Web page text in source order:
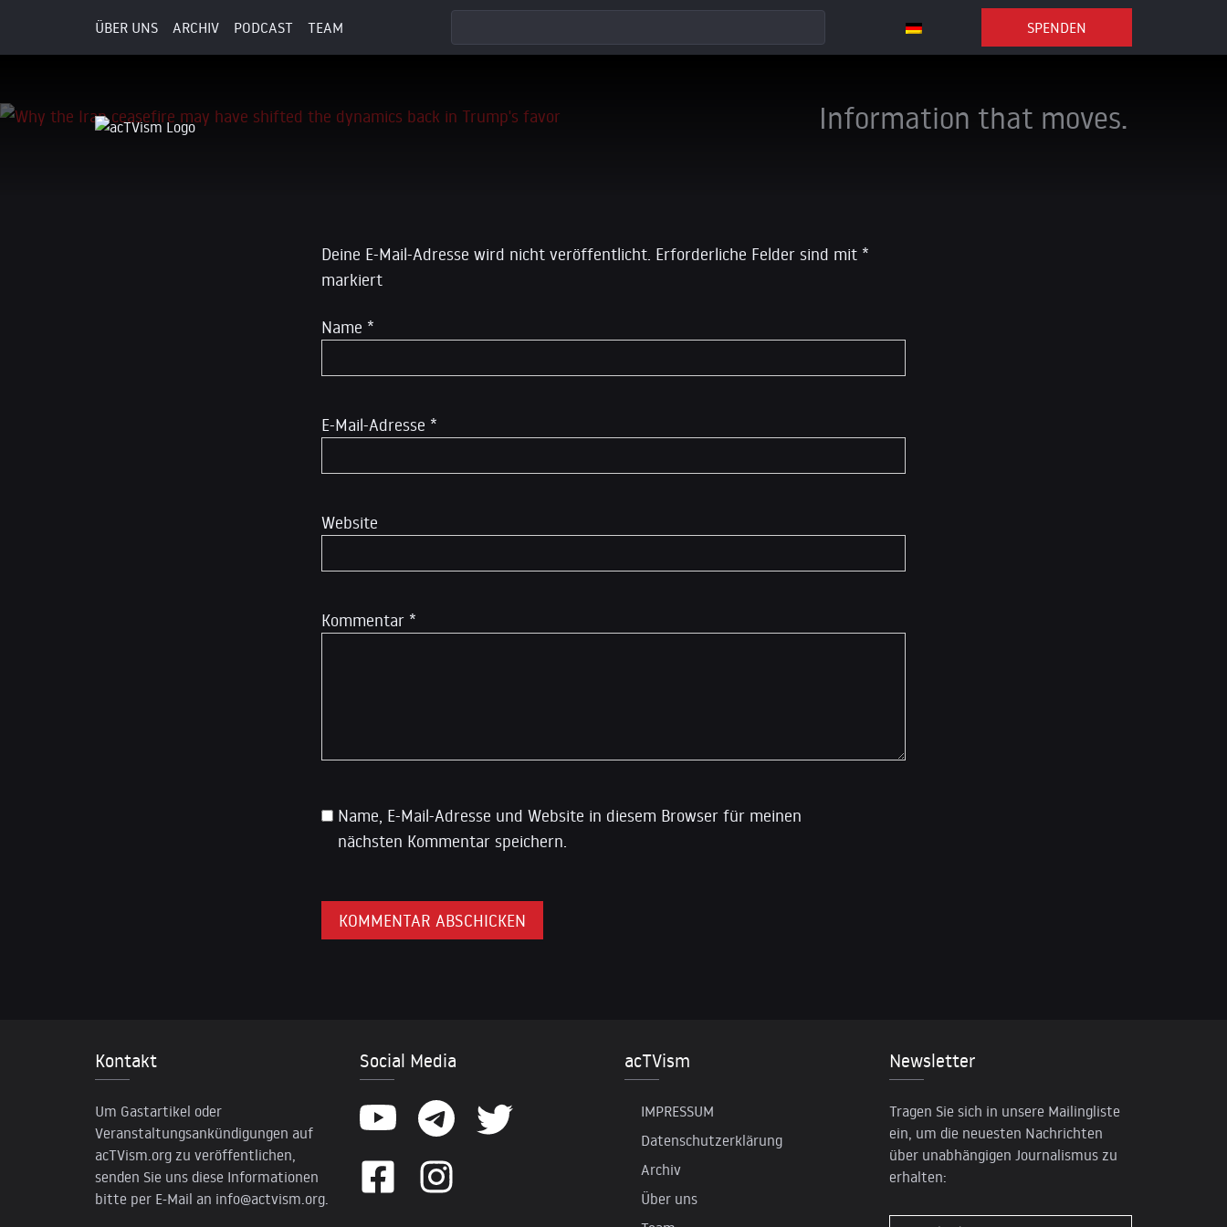
ÜBER UNS ARCHIV PODCAST TEAM SPENDEN
Information that moves.
16. April 2026
Deine E-Mail-Adresse wird nicht veröffentlicht. Erforderliche Felder sind mit *
markiert
Kommentar *
Name *
E-Mail-Adresse *
Website
Name, E-Mail-Adresse und Website in diesem Browser für meinen
nächsten Kommentar speichern.
Kontakt
Um Gastartikel oder
Veranstaltungsankündigungen auf
acTVism.org zu veröffentlichen,
senden Sie uns diese Informationen
bitte per E-Mail an info@actvism.org.
Social Media acTVism
IMPRESSUM
Datenschutzerklärung
Archiv
Über uns
Newsletter
Tragen Sie sich in unsere Mailingliste
ein, um die neuesten Nachrichten
über unabhängigen Journalismus zu
erhalten: